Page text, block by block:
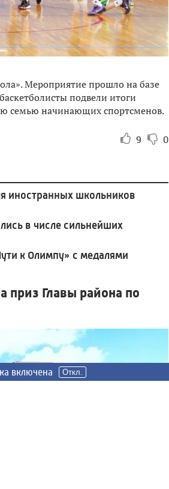
Мероприятие прошло на базе
подвели итоги
семью начинающих спортсменов.
9 0
иностранных школьников
в числе сильнейших
к Олимпу» с медалями
приз Главы района по
включена Откл.
включена Откл.